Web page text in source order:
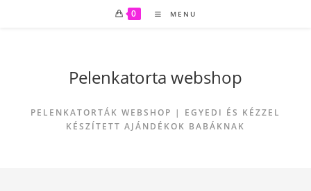
0 MENU
Pelenkatorta webshop
PELENKATORTÁK WEBSHOP | EGYEDI ÉS KÉZZEL
KÉSZÍTETT AJÁNDÉKOK BABÁKNAK